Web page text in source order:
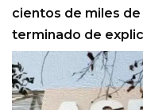
cientos de miles
terminado de